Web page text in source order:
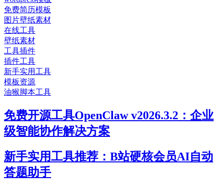
免费简历模板
图片壁纸素材
在线工具
壁纸素材
工具插件
插件工具
新手实用工具
模板资源
油猴脚本工具
免费开源工具OpenClaw v2026.3.2：企业
级智能协作解决方案
新手实用工具推荐：B站硬核会员AI自动
答题助手